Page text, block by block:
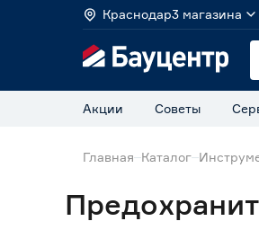
Краснодар3 магазина
Акции Советы
Главная Каталог